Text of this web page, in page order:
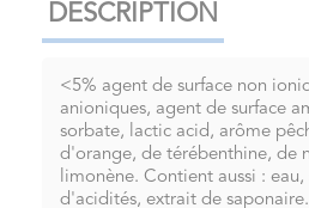
DESCRIPTION
<5% agent de surface non
anioniques, agent de surface
sorbate, lactic acid, arôme
d'orange, de térébenthine, de
limonène. Contient aussi : eau,
d'acidités, extrait de saponaire.